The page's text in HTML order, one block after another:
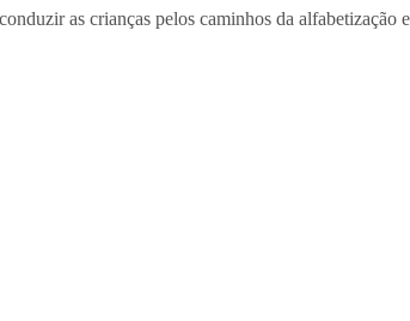
as crianças pelos caminhos da alfabetização